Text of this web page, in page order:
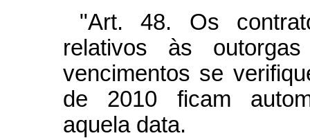
"Art. 48. Os
relativos às
vencimentos se
de 2010 ficam
aquela data.